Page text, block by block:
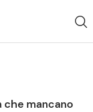
che mancano